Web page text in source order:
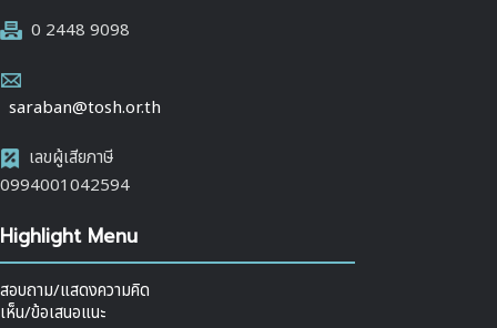
0 2448 9098
saraban@tosh.or.th
เลขผู้เสียภาษี
0994001042594
Highlight Menu
สอบถาม/แสดงความคิด
เห็น/ข้อเสนอแนะ